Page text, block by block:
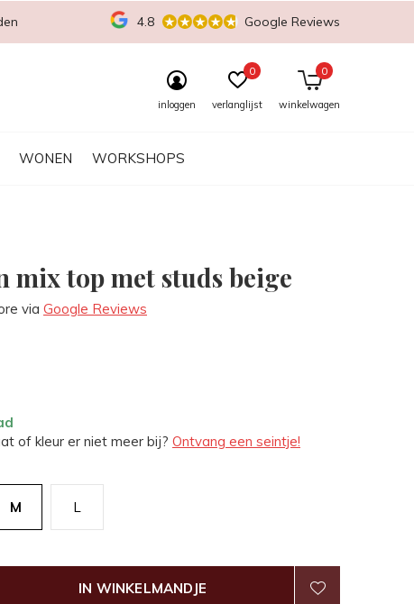
WONEN WORKSHOPS
inloggen verlanglijst
0
winkelwagen
0
4.8 Google Reviews
mix top met studs beige
via Google Reviews
of kleur er niet meer bij? Ontvang een seintje!
M L
IN WINKELMANDJE